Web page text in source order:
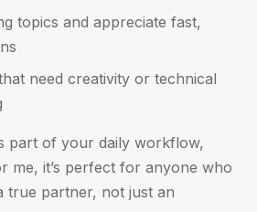
topics and appreciate fast,
need creativity or technical
part of your daily workflow,
me, it’s perfect for anyone who
true partner, not just an